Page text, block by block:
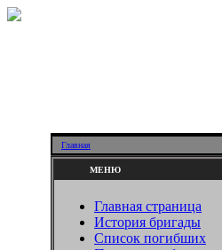
Главная
МЕНЮ
Главная страница
История бригады
Список погибших